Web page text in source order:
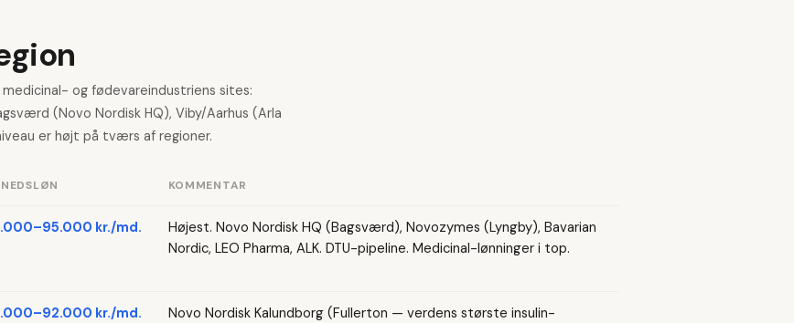
og fødevareindustriens sites:
(Novo Nordisk HQ), Viby/Aarhus (Arla
er højt på tværs af regioner.
KOMMENTAR
kr./md.
Højest. Novo Nordisk HQ (Bagsværd), Novozymes (Lyngby), Bavarian
Nordic, LEO Pharma, ALK. DTU-pipeline. Medicinal-lønninger i top.
kr./md.
Novo Nordisk Kalundborg (Fullerton — verdens største insulin-